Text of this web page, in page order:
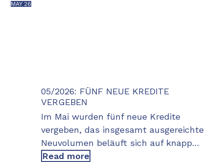
MAY 26
05/2026: FÜNF NEUE KREDITE
VERGEBEN
Im Mai wurden fünf neue Kredite
vergeben, das insgesamt ausgereichte
Neuvolumen beläuft sich auf knapp…
Read more